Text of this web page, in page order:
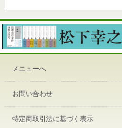
メニューへ
お問い合わせ
特定商取引法に基づく表示